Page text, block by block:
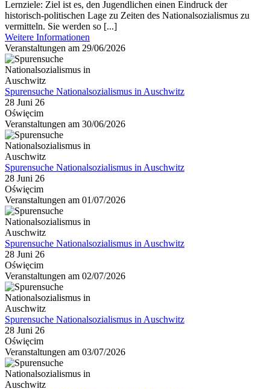
Lernziele: Ziel ist es, den Jugendlichen einen Eindruck der
historisch-politischen Lage zu Zeiten des Nationalsozialismus zu
vermitteln. Sie werden so [...]
Weitere Informationen
Veranstaltungen am 29/06/2026
Spurensuche Nationalsozialismus in Auschwitz
28 Juni 26
Oświęcim
Veranstaltungen am 30/06/2026
Spurensuche Nationalsozialismus in Auschwitz
28 Juni 26
Oświęcim
Veranstaltungen am 01/07/2026
Spurensuche Nationalsozialismus in Auschwitz
28 Juni 26
Oświęcim
Veranstaltungen am 02/07/2026
Spurensuche Nationalsozialismus in Auschwitz
28 Juni 26
Oświęcim
Veranstaltungen am 03/07/2026